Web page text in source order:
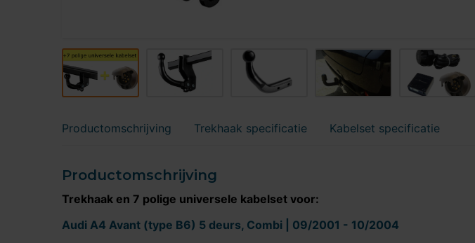
Productomschrijving Trekhaak specificatie Kabelset specificatie
Productomschrijving
Trekhaak en 7 polige universele kabelset voor:
Audi A4 Avant (type B6) 5 deurs, Combi | 09/2001 - 10/2004